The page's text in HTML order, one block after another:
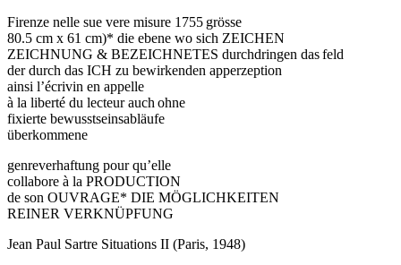
Firenze nelle sue vere misure 1755 grösse
80.5 cm x 61 cm)* die ebene wo sich ZEICHEN
ZEICHNUNG & BEZEICHNETES durchdringen das feld
der durch das ICH zu bewirkenden apperzeption
ainsi l’écrivin en appelle
à la liberté du lecteur auch ohne
fixierte bewusstseinsabläufe
überkommene
genreverhaftung pour qu’elle
collabore à la PRODUCTION
de son OUVRAGE* DIE MÖGLICHKEITEN
REINER VERKNÜPFUNG
Jean Paul Sartre Situations II (Paris, 1948)